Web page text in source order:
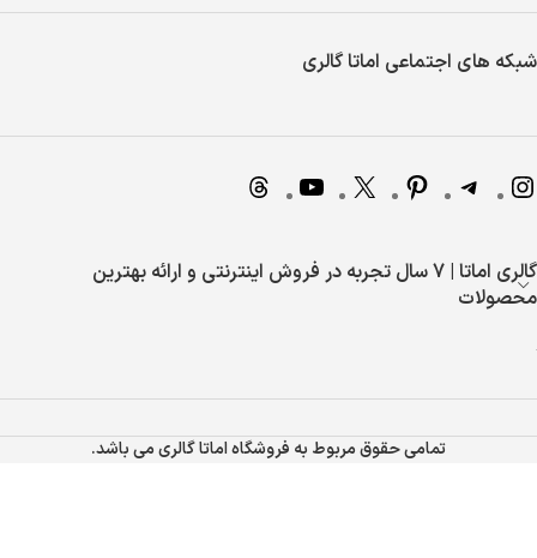
شبکه های اجتماعی اماتا گالری
گالری اماتا | 7 سال تجربه در فروش اینترنتی و ارائه بهترین
محصولات
تمامی حقوق مربوط به فروشگاه اماتا گالری می باشد.